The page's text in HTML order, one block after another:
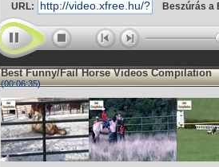
URL: Beszúrás a
Best Funny/Fail Horse Videos Compilation
(00:06:35)